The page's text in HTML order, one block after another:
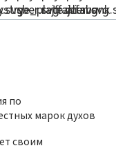
по
марок духов
своим